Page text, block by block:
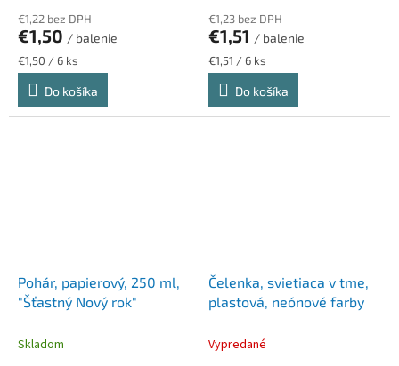
€1,22 bez DPH
€1,50 / balenie
Jednotková
cena:
€1,50 / 6 ks
Do košíka
€1,23 bez DPH
€1,51 / balenie
Jednotková
cena:
€1,51 / 6 ks
Do košíka
Pohár, papierový, 250 ml,
"Šťastný Nový rok"
Skladom
Čelenka, svietiaca v tme,
plastová, neónové farby
Vypredané